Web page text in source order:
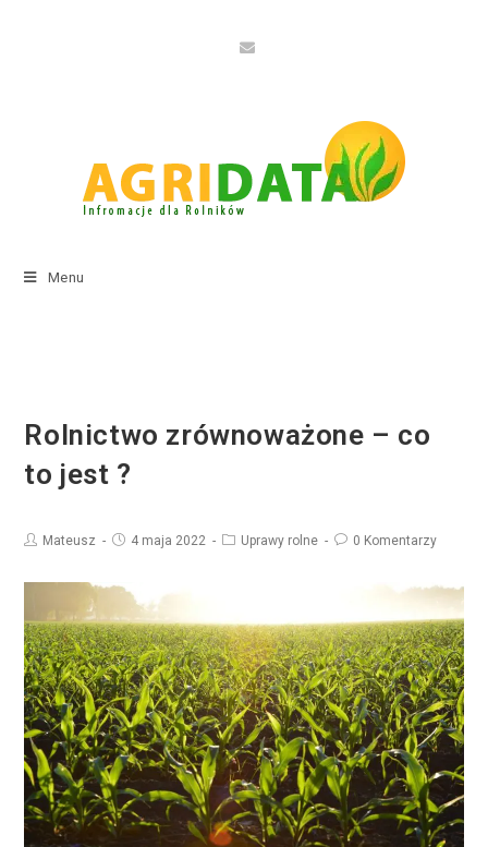
Menu
Rolnictwo zrównoważone – co
to jest ?
Mateusz 4 maja 2022 Uprawy rolne 0 Komentarzy